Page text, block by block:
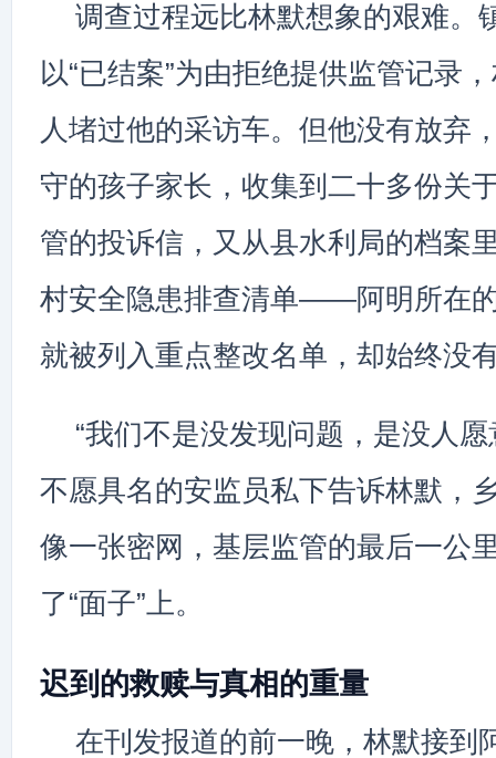
调查过程远比林默想象的艰难。
以“已结案”为由拒绝提供监管记录
人堵过他的采访车。但他没有放弃
守的孩子家长，收集到二十多份关
管的投诉信，又从县水利局的档案
村安全隐患排查清单——阿明所在
就被列入重点整改名单，却始终没
“我们不是没发现问题，是没人
不愿具名的安监员私下告诉林默，
像一张密网，基层监管的最后一公
了“面子”上。
迟到的救赎与真相的重量
在刊发报道的前一晚，林默接到